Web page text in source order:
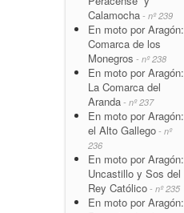
Calamocha - nº 239
En moto por Aragón:
Comarca de los
Monegros - nº 238
En moto por Aragón:
La Comarca del
Aranda - nº 237
En moto por Aragón:
el Alto Gallego - nº
236
En moto por Aragón:
Uncastillo y Sos del
Rey Católico - nº 235
En moto por Aragón: